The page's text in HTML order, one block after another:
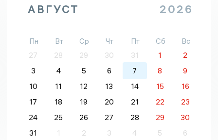
АВГУСТ 2026
Пн Вт Ср Чт Пт Сб
Вс
27
28 29 30 31 1
2
3
4 5 6 7 8
9
10
11 12 13 14 15
16
17
18 19 20 21 22
23
24
25 26 27 28 29
30
31
1 2 3 4 5 6